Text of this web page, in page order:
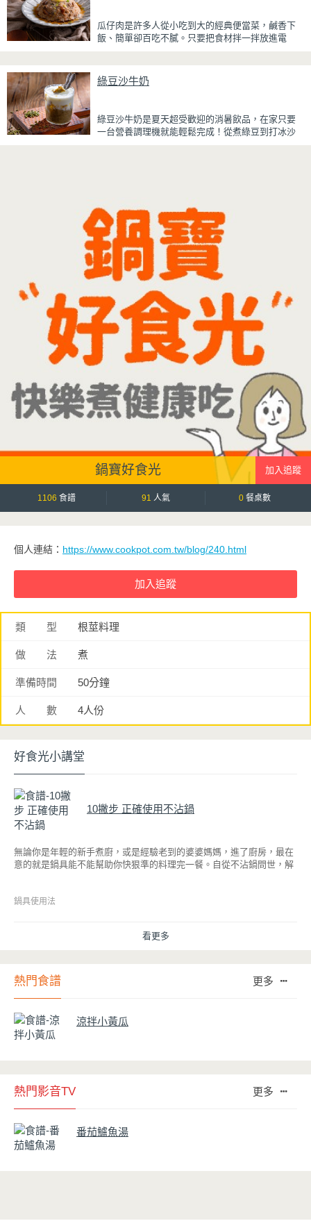
吃到淡淡的茶香。相較於傳統提拉米蘇，這款更清
爽、更低負擔，無論是下午茶、飯後甜點，或是正
瓜仔肉是許多人從小吃到大的經典便當菜，鹹香下
飯、簡單卻百吃不膩。只要把食材拌一拌放進電
蒸好的瓜仔肉鮮嫩多汁，絞肉吸飽脆瓜醬汁的甘甜
滿濃濃古早味，帶便當、配稀飯、配白飯都好吃，
讓人忍不住多扒好幾口飯，是一道簡單又美味的經
綠豆沙牛奶
綠豆沙牛奶是夏天超受歡迎的消暑飲品，在家只要
一台營養調理機就能輕鬆完成！從煮綠豆到打冰沙
炎夏日一定要喝一杯！
鍋寶好食光
1106 食譜 91 人氣 0 餐桌數
個人連結： https://www.cookpot.com.tw/blog/240.html
類 型 根莖料理
做 法 煮
準備時間 50分鐘
人 數 4人份
好食光小講堂
10撇步 正確使用不沾鍋
無論你是年輕的新手煮廚，或是經驗老到的婆婆媽媽，進了廚房，最在
意的就是鍋具能不能幫助你快狠準的料理完一餐。自從不沾鍋問世，解
因此金鑽不沾系列的鍋具，更年年穩居銷售排行榜的前幾名。然而如何
鍋具使用法
看更多
熱門食譜 更多
涼拌小黃瓜
熱門影音TV 更多
番茄鱸魚湯